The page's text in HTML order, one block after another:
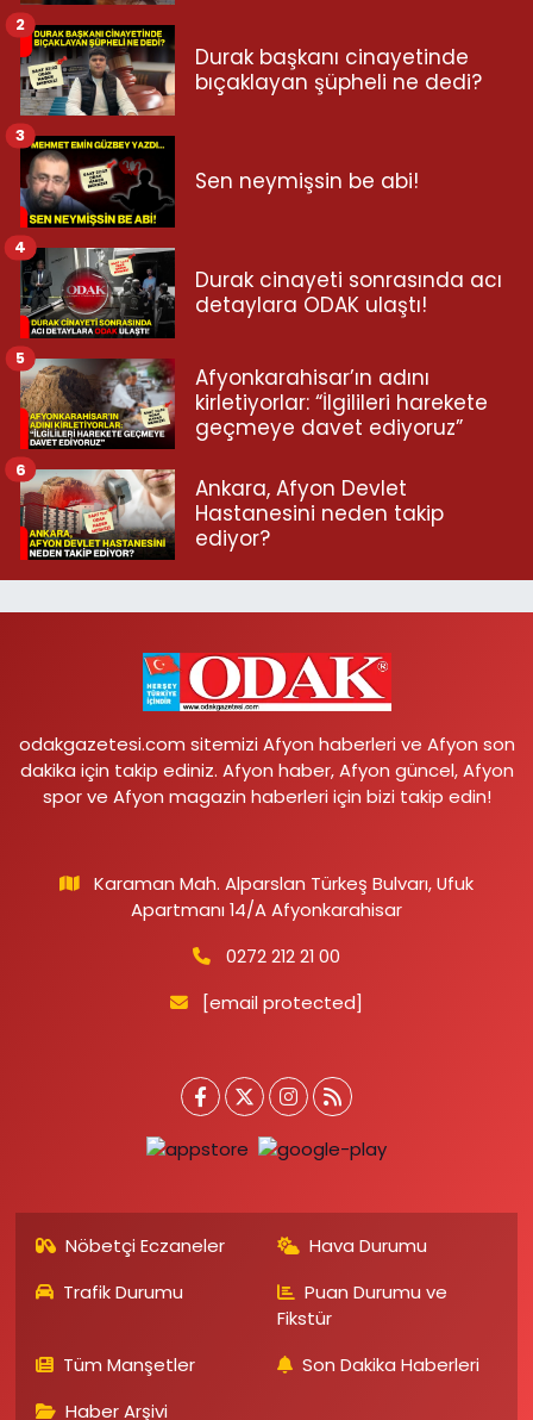
Durak başkanı cinayetinde
bıçaklayan şüpheli ne dedi?
2
Sen neymişsin be abi!
3
Durak cinayeti sonrasında acı
detaylara ODAK ulaştı!
4
Afyonkarahisar’ın adını
kirletiyorlar: “İlgilileri harekete
geçmeye davet ediyoruz”
5
Ankara, Afyon Devlet
Hastanesini neden takip
ediyor?
6
odakgazetesi.com sitemizi Afyon haberleri ve Afyon son
dakika için takip ediniz. Afyon haber, Afyon güncel, Afyon
spor ve Afyon magazin haberleri için bizi takip edin!
Karaman Mah. Alparslan Türkeş Bulvarı, Ufuk
Apartmanı 14/A Afyonkarahisar
0272 212 21 00
[email protected]
Nöbetçi Eczaneler
Hava Durumu
Trafik Durumu
Puan Durumu ve
Fikstür
Tüm Manşetler
Son Dakika Haberleri
Haber Arşivi